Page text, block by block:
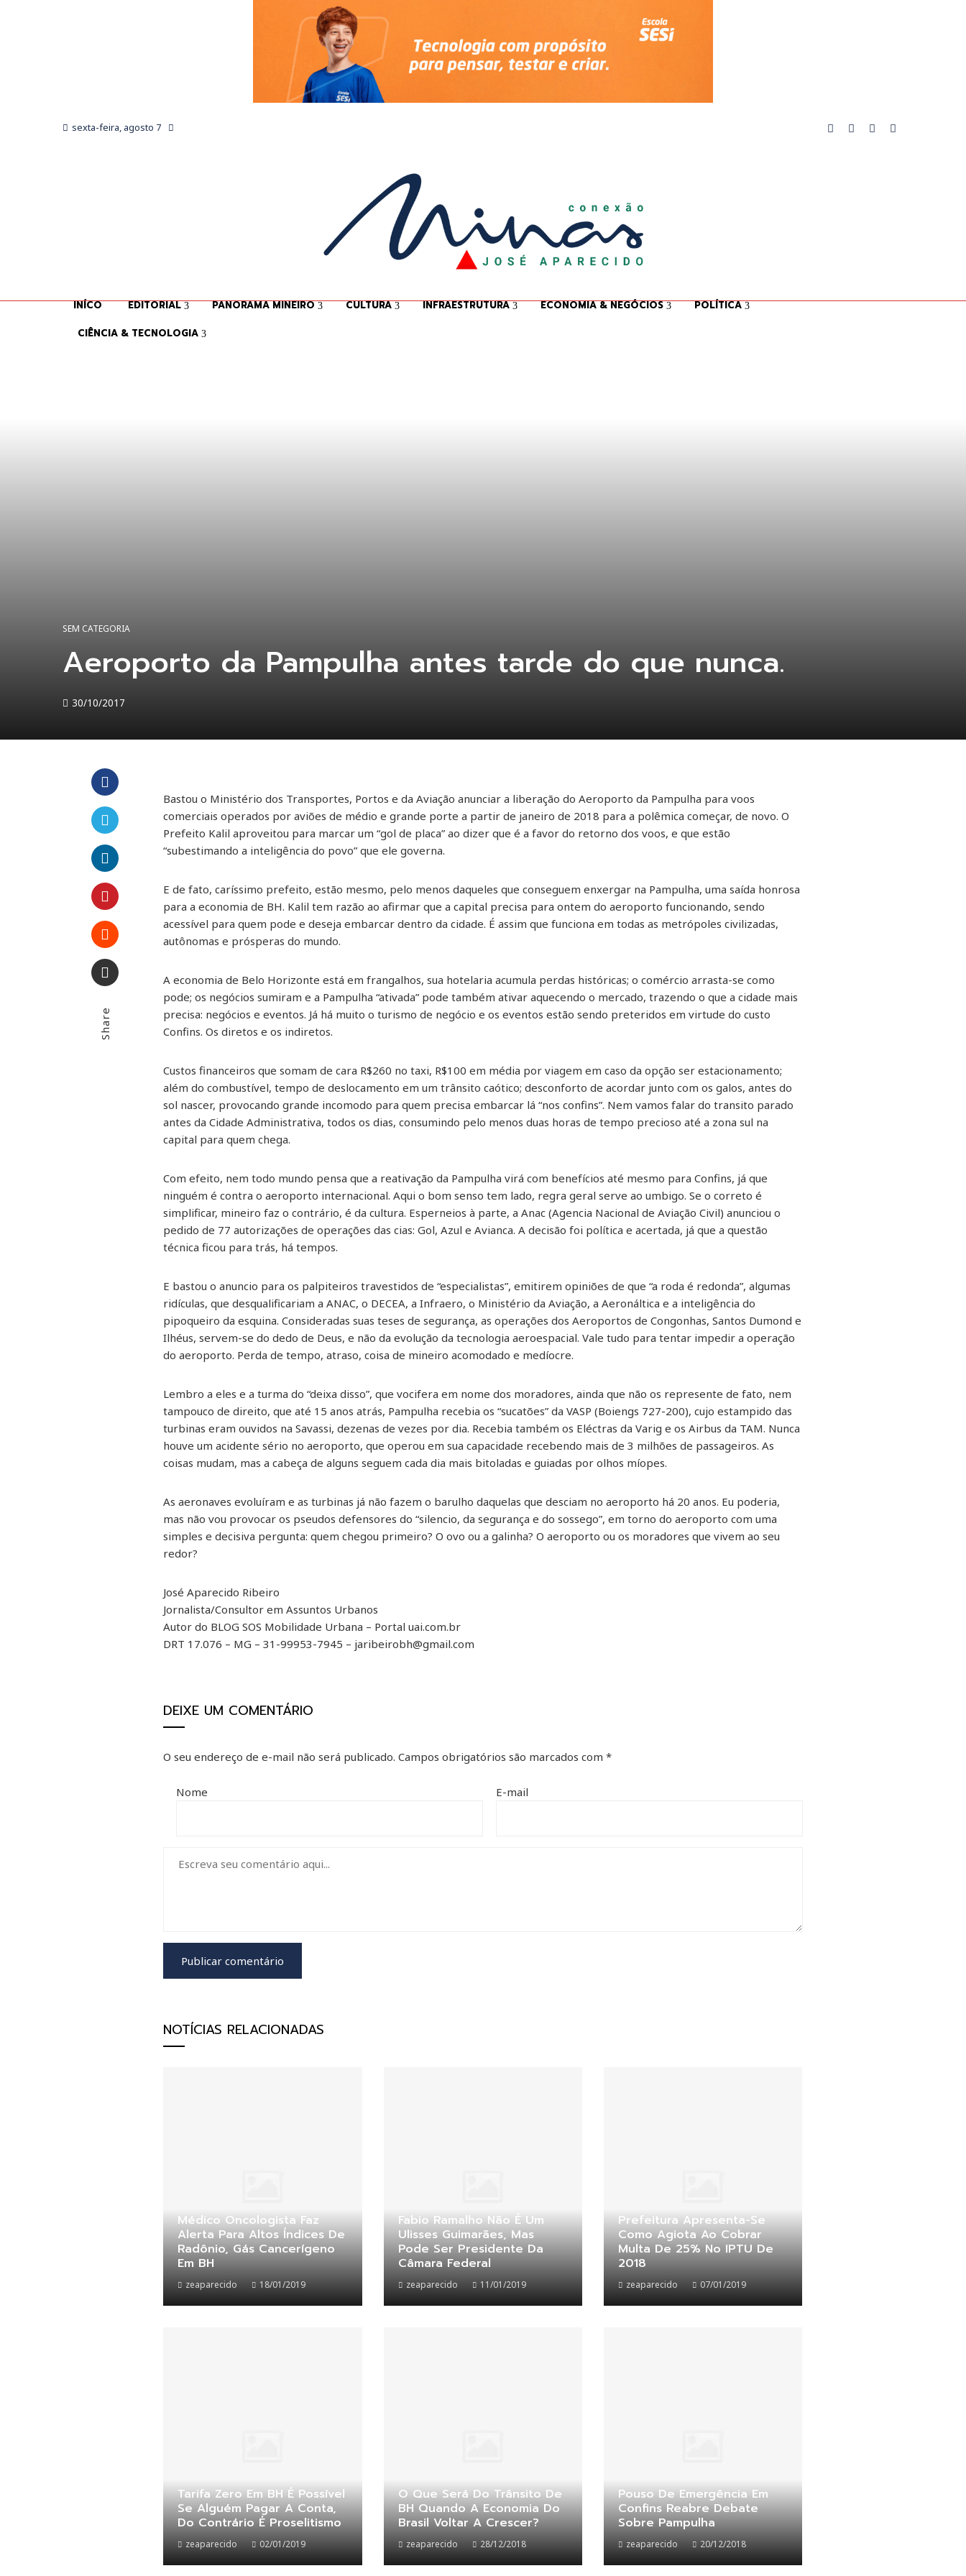
sexta-feira, agosto 7
INÍCO EDITORIAL PANORAMA MINEIRO CULTURA INFRAESTRUTURA ECONOMIA & NEGÓCIOS POLÍTICA
CIÊNCIA & TECNOLOGIA
SEM CATEGORIA
Aeroporto da Pampulha antes tarde do que nunca.
30/10/2017
Facebook
Twitter
LinkedIn
Pinterest
Stumbleupon
Share
Bastou o Ministério dos Transportes, Portos e da Aviação anunciar a liberação do Aeroporto da Pampulha para voos
comerciais operados por aviões de médio e grande porte a partir de janeiro de 2018 para a polêmica começar, de novo. O
Prefeito Kalil aproveitou para marcar um “gol de placa” ao dizer que é a favor do retorno dos voos, e que estão
“subestimando a inteligência do povo” que ele governa.
E de fato, caríssimo prefeito, estão mesmo, pelo menos daqueles que conseguem enxergar na Pampulha, uma saída honrosa
para a economia de BH. Kalil tem razão ao afirmar que a capital precisa para ontem do aeroporto funcionando, sendo
acessível para quem pode e deseja embarcar dentro da cidade. É assim que funciona em todas as metrópoles civilizadas,
autônomas e prósperas do mundo.
A economia de Belo Horizonte está em frangalhos, sua hotelaria acumula perdas históricas; o comércio arrasta-se como
pode; os negócios sumiram e a Pampulha “ativada” pode também ativar aquecendo o mercado, trazendo o que a cidade mais
precisa: negócios e eventos. Já há muito o turismo de negócio e os eventos estão sendo preteridos em virtude do custo
Confins. Os diretos e os indiretos.
Custos financeiros que somam de cara R$260 no taxi, R$100 em média por viagem em caso da opção ser estacionamento;
além do combustível, tempo de deslocamento em um trânsito caótico; desconforto de acordar junto com os galos, antes do
sol nascer, provocando grande incomodo para quem precisa embarcar lá “nos confins”. Nem vamos falar do transito parado
antes da Cidade Administrativa, todos os dias, consumindo pelo menos duas horas de tempo precioso até a zona sul na
capital para quem chega.
Com efeito, nem todo mundo pensa que a reativação da Pampulha virá com benefícios até mesmo para Confins, já que
ninguém é contra o aeroporto internacional. Aqui o bom senso tem lado, regra geral serve ao umbigo. Se o correto é
simplificar, mineiro faz o contrário, é da cultura. Esperneios à parte, a Anac (Agencia Nacional de Aviação Civil) anunciou o
pedido de 77 autorizações de operações das cias: Gol, Azul e Avianca. A decisão foi política e acertada, já que a questão
técnica ficou para trás, há tempos.
E bastou o anuncio para os palpiteiros travestidos de “especialistas”, emitirem opiniões de que “a roda é redonda”, algumas
ridículas, que desqualificariam a ANAC, o DECEA, a Infraero, o Ministério da Aviação, a Aeronáltica e a inteligência do
pipoqueiro da esquina. Consideradas suas teses de segurança, as operações dos Aeroportos de Congonhas, Santos Dumond e
Ilhéus, servem-se do dedo de Deus, e não da evolução da tecnologia aeroespacial. Vale tudo para tentar impedir a operação
do aeroporto. Perda de tempo, atraso, coisa de mineiro acomodado e medíocre.
Lembro a eles e a turma do “deixa disso”, que vocifera em nome dos moradores, ainda que não os represente de fato, nem
tampouco de direito, que até 15 anos atrás, Pampulha recebia os “sucatões” da VASP (Boiengs 727-200), cujo estampido das
turbinas eram ouvidos na Savassi, dezenas de vezes por dia. Recebia também os Eléctras da Varig e os Airbus da TAM. Nunca
houve um acidente sério no aeroporto, que operou em sua capacidade recebendo mais de 3 milhões de passageiros. As
coisas mudam, mas a cabeça de alguns seguem cada dia mais bitoladas e guiadas por olhos míopes.
As aeronaves evoluíram e as turbinas já não fazem o barulho daquelas que desciam no aeroporto há 20 anos. Eu poderia,
mas não vou provocar os pseudos defensores do “silencio, da segurança e do sossego”, em torno do aeroporto com uma
simples e decisiva pergunta: quem chegou primeiro? O ovo ou a galinha? O aeroporto ou os moradores que vivem ao seu
redor?
José Aparecido Ribeiro
Jornalista/Consultor em Assuntos Urbanos
Autor do BLOG SOS Mobilidade Urbana – Portal uai.com.br
DRT 17.076 – MG – 31-99953-7945 – jaribeirobh@gmail.com
DEIXE UM COMENTÁRIO
O seu endereço de e-mail não será publicado. Campos obrigatórios são marcados com*
Nome E-mail
NOTÍCIAS RELACIONADAS
Médico Oncologista Faz
Alerta Para Altos Índices De
Radônio, Gás Cancerígeno
Em BH
zeaparecido 18/01/2019
Fabio Ramalho Não É Um
Ulisses Guimarães, Mas
Pode Ser Presidente Da
Câmara Federal
zeaparecido 11/01/2019
Prefeitura Apresenta-Se
Como Agiota Ao Cobrar
Multa De 25% No IPTU De
2018
zeaparecido 07/01/2019
Tarifa Zero Em BH É Possível
Se Alguém Pagar A Conta,
Do Contrário É Proselitismo
zeaparecido 02/01/2019
O Que Será Do Trânsito De
BH Quando A Economia Do
Brasil Voltar A Crescer?
zeaparecido 28/12/2018
Pouso De Emergência Em
Confins Reabre Debate
Sobre Pampulha
zeaparecido 20/12/2018